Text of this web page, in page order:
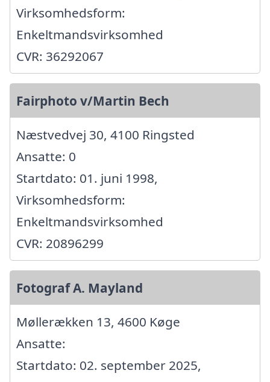
Virksomhedsform:
Enkeltmandsvirksomhed
CVR: 36292067
Fairphoto v/Martin Bech
Næstvedvej 30, 4100 Ringsted
Ansatte: 0
Startdato: 01. juni 1998,
Virksomhedsform:
Enkeltmandsvirksomhed
CVR: 20896299
Fotograf A. Mayland
Møllerækken 13, 4600 Køge
Ansatte:
Startdato: 02. september 2025,